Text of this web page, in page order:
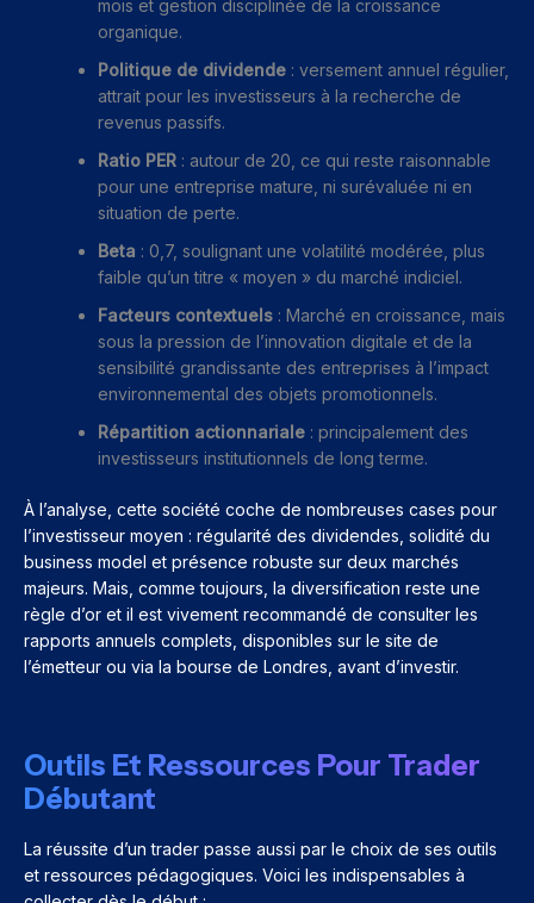
mois et gestion disciplinée de la croissance
organique.
Politique de dividende : versement annuel régulier,
attrait pour les investisseurs à la recherche de
revenus passifs.
Ratio PER : autour de 20, ce qui reste raisonnable
pour une entreprise mature, ni surévaluée ni en
situation de perte.
Beta : 0,7, soulignant une volatilité modérée, plus
faible qu’un titre « moyen » du marché indiciel.
Facteurs contextuels : Marché en croissance, mais
sous la pression de l’innovation digitale et de la
sensibilité grandissante des entreprises à l’impact
environnemental des objets promotionnels.
Répartition actionnariale : principalement des
investisseurs institutionnels de long terme.
À l’analyse, cette société coche de nombreuses cases pour
l’investisseur moyen : régularité des dividendes, solidité du
business model et présence robuste sur deux marchés
majeurs. Mais, comme toujours, la diversification reste une
règle d’or et il est vivement recommandé de consulter les
rapports annuels complets, disponibles sur le site de
l’émetteur ou via la bourse de Londres, avant d’investir.
Outils Et Ressources Pour Trader
Débutant
La réussite d’un trader passe aussi par le choix de ses outils
et ressources pédagogiques. Voici les indispensables à